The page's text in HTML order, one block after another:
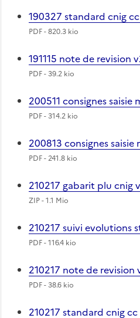
190327 standard cnig cc
PDF- 820.3 kio
191115 note de revision
PDF- 39.2 kio
200511 consignes
PDF- 314.2 kio
200813 consignes
PDF- 241.8 kio
210217 gabarit plu cnig
ZIP- 1.1 Mio
210217 suivi evolutions
PDF- 116.4 kio
210217 note de revision
PDF- 38.6 kio
210217 standard cnig cc